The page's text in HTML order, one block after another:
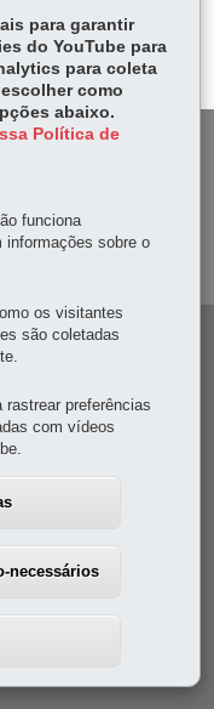
Ap
p
174-Curitiba
para garantir
do YouTube para
para coleta
como
abaixo.
Política de
funciona
informações sobre o
os visitantes
são coletadas
rastrear preferências
com vídeos
necessários